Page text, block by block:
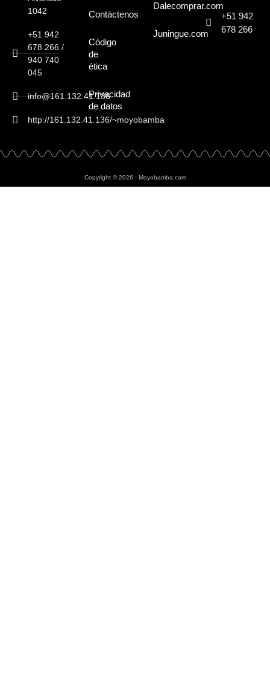
1042
+51 942
678 266 /
940 740
045
info@161.132.41.136
http://161.132.41.136/~moyobamba
Contáctenos
Código
de
ética
Privacidad
de datos
Dalecomprar.com
Juningue.com
+51 942
678 266
Copyright © 2026 - Moyobamba.com